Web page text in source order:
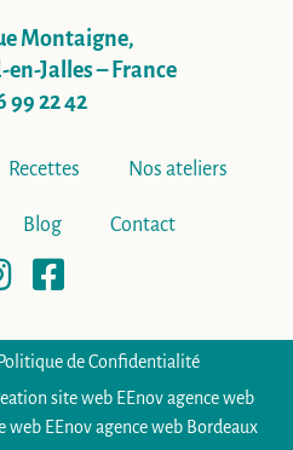
Montaigne,
Jalles – France
99 22 42
Recettes Nos ateliers
Blog Contact
Politique de Confidentialité
site web EEnov agence web
web EEnov agence web Bordeaux